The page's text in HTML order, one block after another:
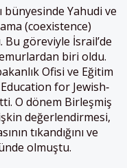
bünyesinde Yahudi ve
(coexistence)
göreviyle İsrail’de
biri oldu.
Ofisi ve Eğitim
for Jewish‐
O dönem Birleşmiş
değerlendirmesi,
tıkandığını ve
olmuştu.